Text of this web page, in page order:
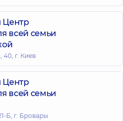
Центр
всей семьи
40, г. Киев
Центр
всей семьи
Б, г. Бровары